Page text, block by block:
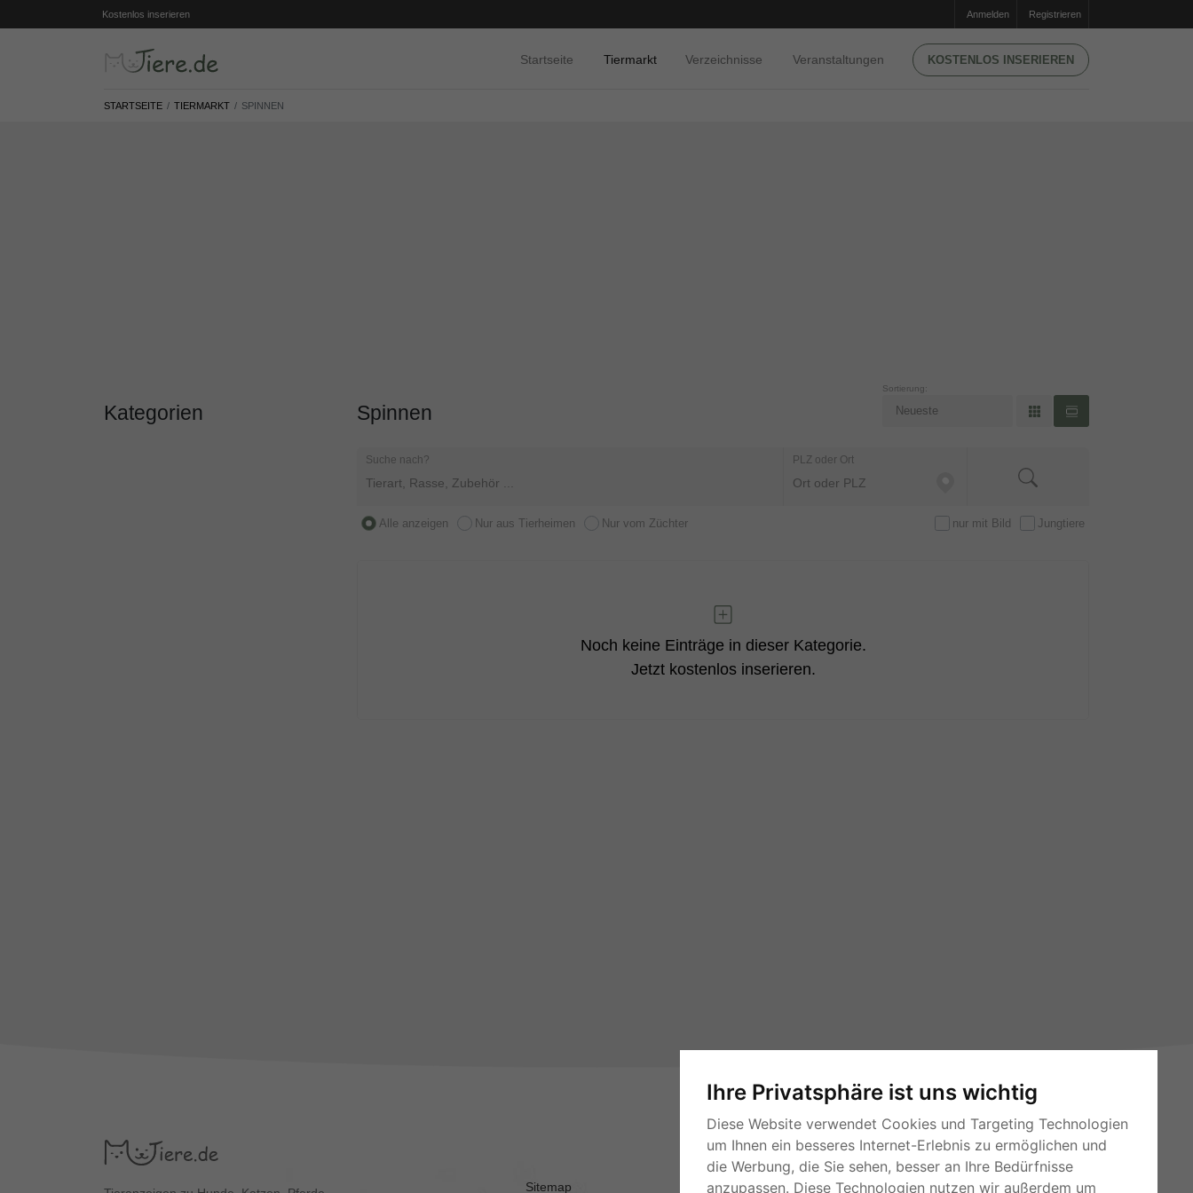
Ihre Privatsphäre ist uns wichtig
Diese Website verwendet Cookies und Targeting Technologien
um Ihnen ein besseres Internet-Erlebnis zu ermöglichen und
die Werbung, die Sie sehen, besser an Ihre Bedürfnisse
anzupassen. Diese Technologien nutzen wir außerdem um
Kostenlos inserieren Anmelden Registrieren
Startseite Tiermarkt Verzeichnisse Veranstaltungen KOSTENLOS INSERIEREN
STARTSEITE TIERMARKT SPINNEN
Kategorien Spinnen
Sortierung:
Suche nach? PLZ oder Ort
Alle anzeigen Nur aus Tierheimen Nur vom Züchter nur mit Bild Jungtiere
Noch keine Einträge in dieser Kategorie.
Jetzt kostenlos inserieren.
Sitemap AGB RSS-Feeds